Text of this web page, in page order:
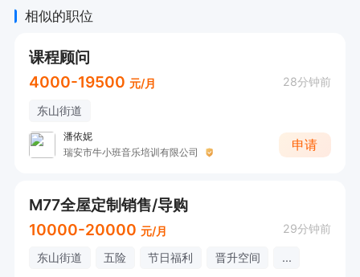
相似的职位
课程顾问
4000-19500 元/月 28分钟前
东山街道
潘依妮
瑞安市牛小班音乐培训有限公司
申请
M77全屋定制销售/导购
10000-20000 元/月 29分钟前
东山街道 五险 节日福利 晋升空间 ...